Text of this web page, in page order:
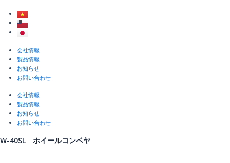
会社情報
製品情報
お知らせ
お問い合わせ
Menu
会社情報
製品情報
お知らせ
お問い合わせ
W-40SL ホイールコンベヤ